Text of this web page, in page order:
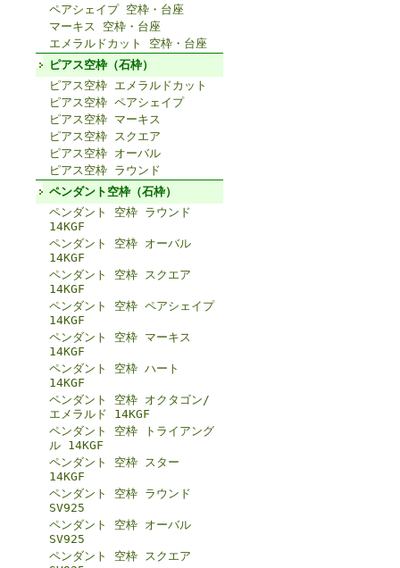
ペアシェイプ 空枠・台座
マーキス 空枠・台座
エメラルドカット 空枠・台座
ピアス空枠（石枠）
ピアス空枠 エメラルドカット
ピアス空枠 ペアシェイプ
ピアス空枠 マーキス
ピアス空枠 スクエア
ピアス空枠 オーバル
ピアス空枠 ラウンド
ペンダント空枠（石枠）
ペンダント 空枠 ラウンド
14KGF
ペンダント 空枠 オーバル
14KGF
ペンダント 空枠 スクエア
14KGF
ペンダント 空枠 ペアシェイプ
14KGF
ペンダント 空枠 マーキス
14KGF
ペンダント 空枠 ハート
14KGF
ペンダント 空枠 オクタゴン/
エメラルド 14KGF
ペンダント 空枠 トライアング
ル 14KGF
ペンダント 空枠 スター
14KGF
ペンダント 空枠 ラウンド
SV925
ペンダント 空枠 オーバル
SV925
ペンダント 空枠 スクエア